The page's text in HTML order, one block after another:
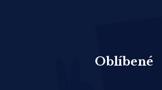
Oblíbené